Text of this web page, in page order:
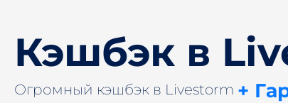
Кэшбэк в
Огромный кэшбэк в Livestorm +